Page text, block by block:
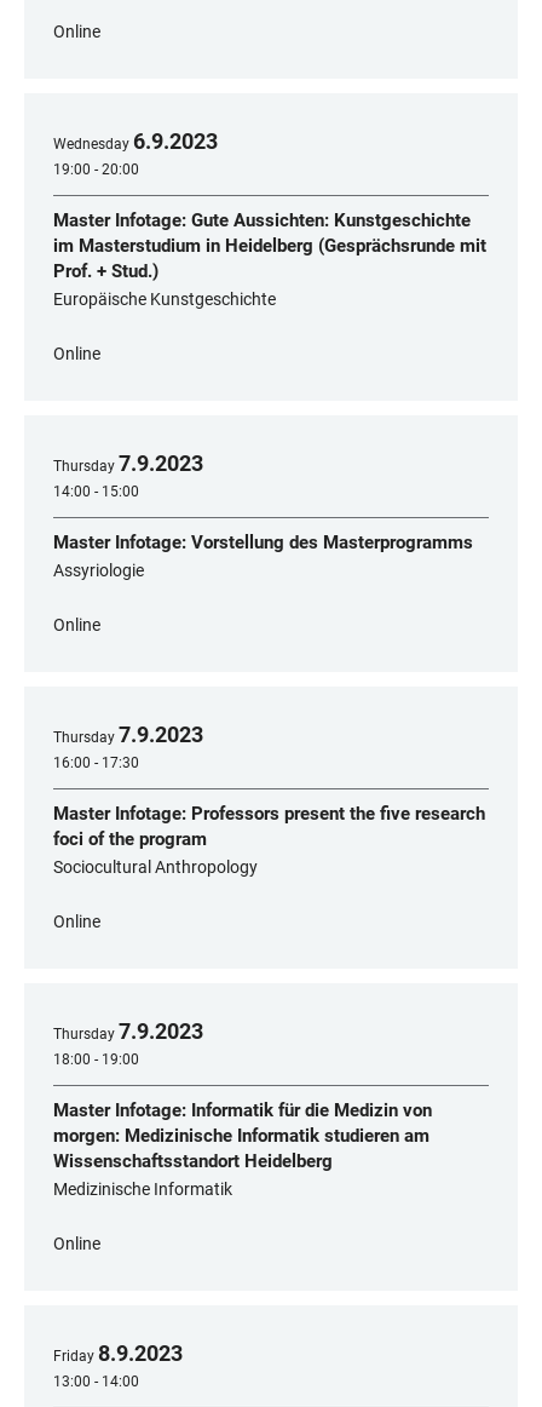
Online
Wednesday 6.9.2023
19:00 - 20:00
Master Infotage: Gute Aussichten: Kunstgeschichte
im Masterstudium in Heidelberg (Gesprächsrunde mit
Prof. + Stud.)
Europäische Kunstgeschichte
Online
Thursday 7.9.2023
14:00 - 15:00
Master Infotage: Vorstellung des Masterprogramms
Assyriologie
Online
Thursday 7.9.2023
16:00 - 17:30
Master Infotage: Professors present the five research
foci of the program
Sociocultural Anthropology
Online
Thursday 7.9.2023
18:00 - 19:00
Master Infotage: Informatik für die Medizin von
morgen: Medizinische Informatik studieren am
Wissenschaftsstandort Heidelberg
Medizinische Informatik
Online
Friday 8.9.2023
13:00 - 14:00